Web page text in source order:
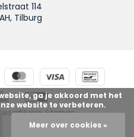
114
Tilburg
Sitemap
ga je akkoord met het
website te verbeteren.
Meer over cookies »